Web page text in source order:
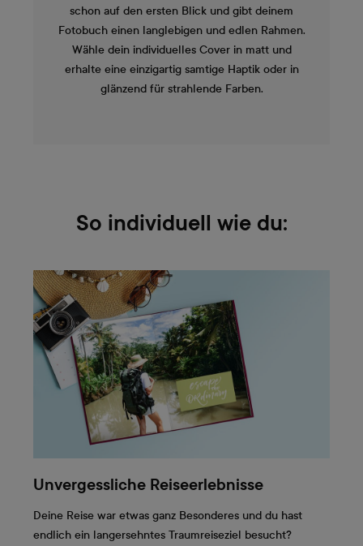
schon auf den ersten Blick und gibt deinem
Fotobuch einen langlebigen und edlen Rahmen.
Wähle dein individuelles Cover in matt und
erhalte eine einzigartig samtige Haptik oder in
glänzend für strahlende Farben.
So individuell wie du:
Unvergessliche Reiseerlebnisse
Deine Reise war etwas ganz Besonderes und du hast
endlich ein langersehntes Traumreiseziel besucht?